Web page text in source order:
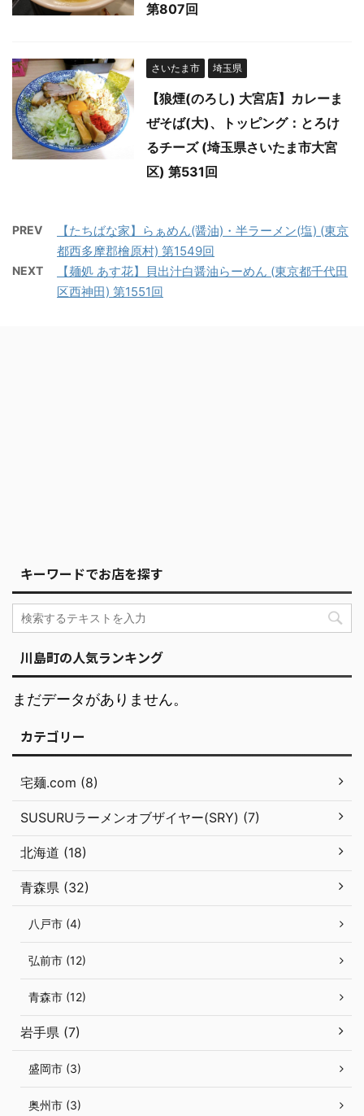
第807回
さいたま市 埼玉県
【狼煙(のろし) 大宮店】カレーま
ぜそば(大)、トッピング：とろけ
るチーズ (埼玉県さいたま市大宮
区) 第531回
PREV
【たちばな家】らぁめん(醤油)・半ラーメン(塩) (東京
都西多摩郡檜原村) 第1549回
NEXT
【麺処 あす花】貝出汁白醤油らーめん (東京都千代田
区西神田) 第1551回
キーワードでお店を探す
川島町の人気ランキング
まだデータがありません。
カテゴリー
宅麺.com (8)
SUSURUラーメンオブザイヤー(SRY) (7)
北海道 (18)
青森県 (32)
八戸市 (4)
弘前市 (12)
青森市 (12)
岩手県 (7)
盛岡市 (3)
奥州市 (3)